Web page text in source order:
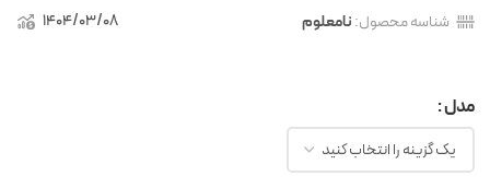
شناسه محصول:نامعلوم 1404/03/08
مدل